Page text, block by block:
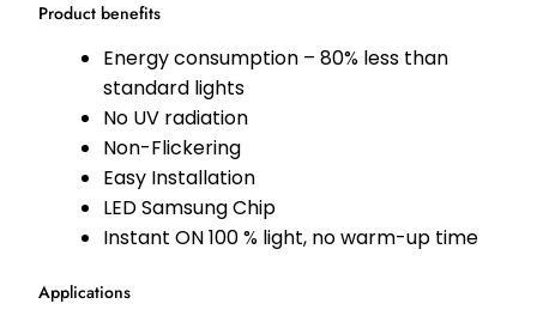
Product benefits
Energy consumption – 80% less than
standard lights
No UV radiation
Non-Flickering
Easy Installation
LED Samsung Chip
Instant ON 100 % light, no warm-up time
Applications